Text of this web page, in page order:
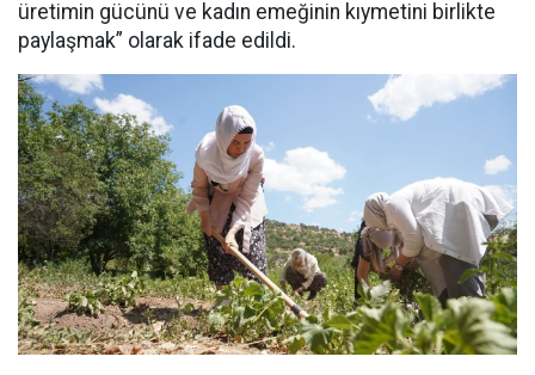
üretimin gücünü ve kadın emeğinin kıymetini birlikte
paylaşmak” olarak ifade edildi.